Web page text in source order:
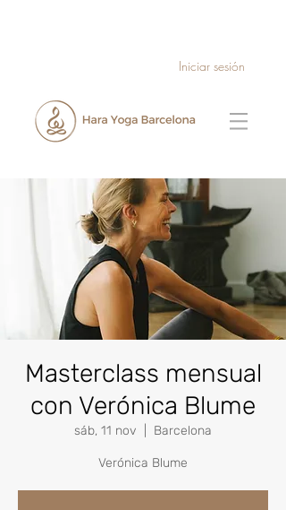
Iniciar sesión
Masterclass mensual
con Verónica Blume
sáb, 11 nov Barcelona
Verónica Blume